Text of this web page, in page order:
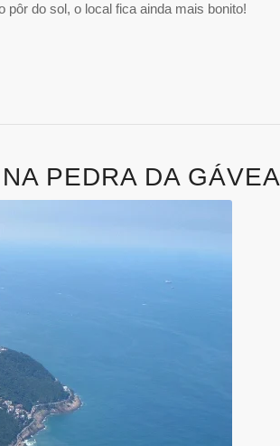
do sol, o local fica ainda mais bonito!
PEDRA DA GÁVEA